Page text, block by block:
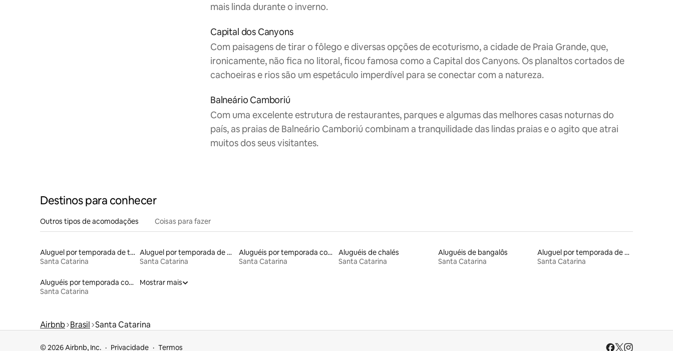
mais linda durante o inverno.
Capital dos Canyons
Com paisagens de tirar o fôlego e diversas opções de ecoturismo, a cidade de Praia Grande, que,
ironicamente, não fica no litoral, ficou famosa como a Capital dos Canyons. Os planaltos cortados de
cachoeiras e rios são um espetáculo imperdível para se conectar com a natureza.
Balneário Camboriú
Com uma excelente estrutura de restaurantes, parques e algumas das melhores casas noturnas do
país, as praias de Balneário Camboriú combinam a tranquilidade das lindas praias e o agito que atrai
muitos dos seus visitantes.
Destinos para conhecer
Outros tipos de acomodações Coisas para fazer
Aluguel por temporada de tendas
Santa Catarina
Aluguel por temporada de microcasas
Santa Catarina
Aluguéis por temporada com cama de altura acessível
Santa Catarina
Aluguéis de chalés
Santa Catarina
Aluguéis de bangalôs
Santa Catarina
Aluguel por temporada de casas arredondadas
Santa Catarina
Aluguéis por temporada com caiaque
Santa Catarina
Mostrar mais
Airbnb Brasil Santa Catarina
© 2026 Airbnb, Inc. Privacidade Termos